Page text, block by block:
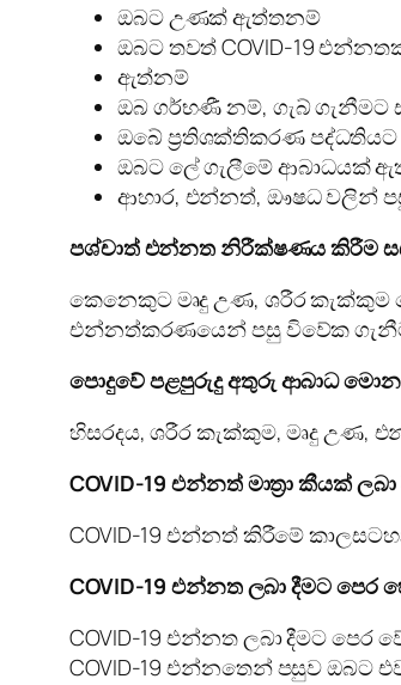
ඔබට උණක් ඇත්තනම්
ඔබට තවත් COVID-19
ඇත්නම්
ඔබ ගර්භණී නම්, ගැබ්
ඔබේ ප්‍රතිශක්තිකරණ
ඔබට ලේ ගැලීමේ ආබාධයක්
ආහාර, එන්නත්, ඖෂධ වලින්
පශ්චාත් එන්නත නිරීක්ෂණය කිරීම
කෙනෙකුට මෘදු උණ, ශරීර කැක්කුම
එන්නත්කරණයෙන් පසු විවේක
පොදුවේ පළපුරුදු අතුරු ආබාධ
හිසරදය, ශරීර කැක්කුම, මෘදු උණ,
COVID-19 එන්නත් මාත්‍රා කීයක් ලබා
COVID-19 එන්නත් කිරීමේ
COVID-19 එන්නත ලබා දීමට
COVID-19 එන්නත ලබා දීමට
COVID-19 එන්නතෙන් පසුව ඔබට